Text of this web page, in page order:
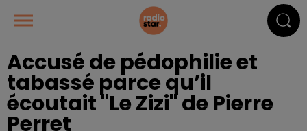
Accusé de pédophilie et
tabassé parce qu’il
écoutait "Le Zizi" de Pierre
Perret